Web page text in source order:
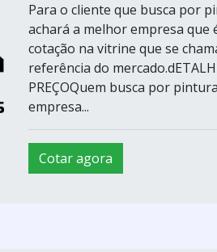
Para o cliente que busca por
achará a melhor empresa que
cotação na vitrine que se
referência do
PREÇOQuem busca por
empresa...
Cotar agora